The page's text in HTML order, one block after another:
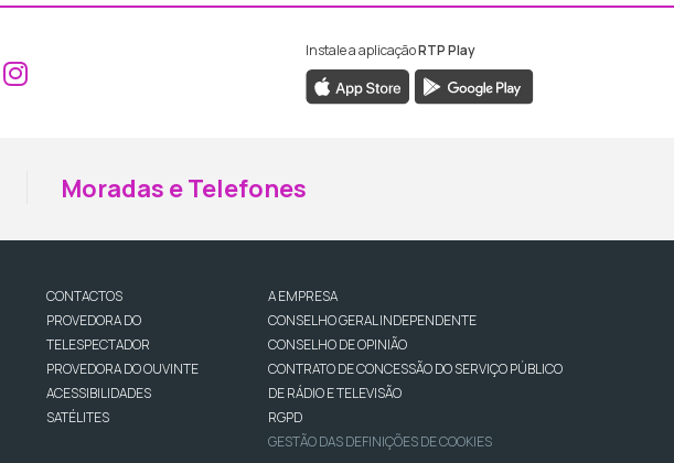
Aceder ao Facebook da RTP Madeira
Aceder ao Instagram da RTP Madeira
Instale a aplicaçãoRTP Play
Moradas e Telefones
CONTACTOS
PROVEDORA DO
TELESPECTADOR
PROVEDORA DO OUVINTE
ACESSIBILIDADES
SATÉLITES
A EMPRESA
CONSELHO GERAL INDEPENDENTE
CONSELHO DE OPINIÃO
CONTRATO DE CONCESSÃO DO SERVIÇO PÚBLICO
DE RÁDIO E TELEVISÃO
RGPD
GESTÃO DAS DEFINIÇÕES DE COOKIES